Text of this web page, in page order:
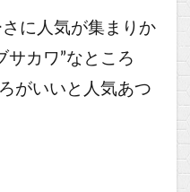
に人気が集まりか
サカワ”なところ
がいいと人気あつ